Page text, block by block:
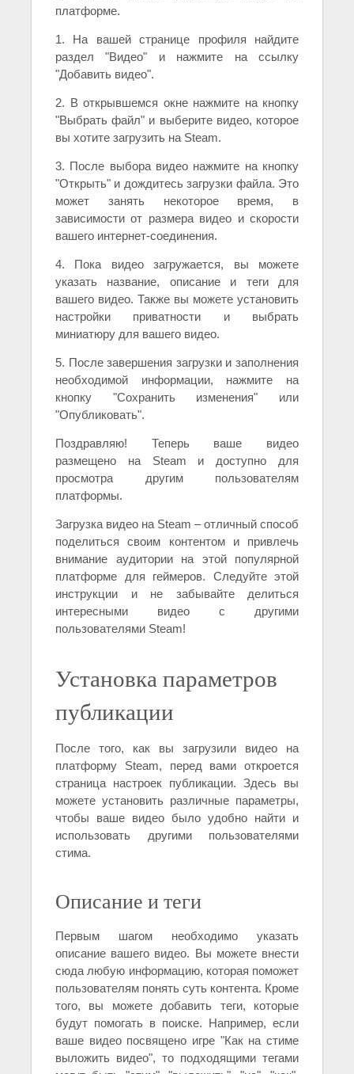
платформе.
1. На вашей странице профиля найдите
раздел "Видео" и нажмите на ссылку
"Добавить видео".
2. В открывшемся окне нажмите на кнопку
"Выбрать файл" и выберите видео, которое
вы хотите загрузить на Steam.
3. После выбора видео нажмите на кнопку
"Открыть" и дождитесь загрузки файла. Это
может занять некоторое время, в
зависимости от размера видео и скорости
вашего интернет-соединения.
4. Пока видео загружается, вы можете
указать название, описание и теги для
вашего видео. Также вы можете установить
настройки приватности и выбрать
миниатюру для вашего видео.
5. После завершения загрузки и заполнения
необходимой информации, нажмите на
кнопку "Сохранить изменения" или
"Опубликовать".
Поздравляю! Теперь ваше видео
размещено на Steam и доступно для
просмотра другим пользователям
платформы.
Загрузка видео на Steam – отличный способ
поделиться своим контентом и привлечь
внимание аудитории на этой популярной
платформе для геймеров. Следуйте этой
инструкции и не забывайте делиться
интересными видео с другими
пользователями Steam!
Установка параметров
публикации
После того, как вы загрузили видео на
платформу Steam, перед вами откроется
страница настроек публикации. Здесь вы
можете установить различные параметры,
чтобы ваше видео было удобно найти и
использовать другими пользователями
стима.
Описание и теги
Первым шагом необходимо указать
описание вашего видео. Вы можете внести
сюда любую информацию, которая поможет
пользователям понять суть контента. Кроме
того, вы можете добавить теги, которые
будут помогать в поиске. Например, если
ваше видео посвящено игре "Как на стиме
выложить видео", то подходящими тегами